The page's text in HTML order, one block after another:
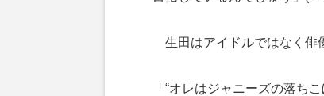
生田はアイドルではなく俳
「“オレはジャニーズの落ち